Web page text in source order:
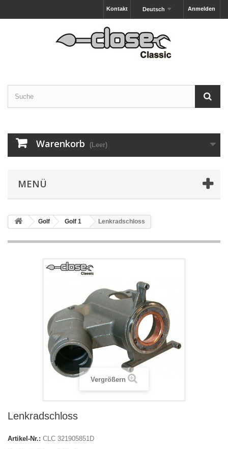
Anmelden
Deutsch
Kontakt
Warenkorb (Leer)
MENÜ
Golf Golf 1 Lenkradschloss
Vergrößern
Lenkradschloss
Artikel-Nr.: CLC 321905851D